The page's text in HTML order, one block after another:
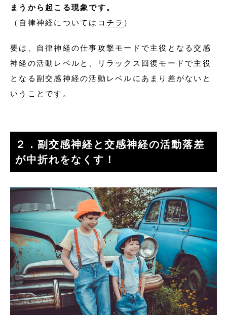
まうから起こる現象です。
（自律神経については コチラ ）
要は、自律神経の仕事攻撃モードで主役となる交感
神経の活動レベルと、リラックス回復モードで主役
となる副交感神経の活動レベルにあまり差がないと
いうことです。
２．副交感神経と交感神経の活動落差
が中折れをなくす！